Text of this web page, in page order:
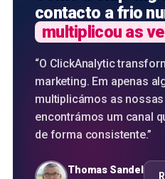
contacto a frio
multiplicou as
“O ClickAnalytic
marketing. Em apenas
multiplicámos as
encontrámos um canal
de forma consistente.”
Thomas Sandel